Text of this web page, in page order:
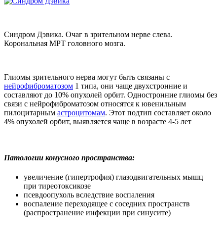
Синдром Дэвика. Очаг в зрительном нерве слева.
Корональная МРТ головного мозга.
Глиомы зрительного нерва могут быть связаны с
нейрофиброматозом 1 типа, они чаще двухстронние и
составляют до 10% опухолей орбит. Одностронние глиомы без
связи с нейрофиброматозом относятся к ювенильным
пилоцитарным астроцитомам. Этот подтип составляет около
4% опухолей орбит, выявляется чаще в возрасте 4-5 лет
Патологии конусного пространства:
увеличение (гипертрофия) глазодвигательных мышц
при тиреотоксикозе
псевдоопухоль вследствие воспаления
воспаление переходящее с соседних пространств
(распространение инфекции при синусите)